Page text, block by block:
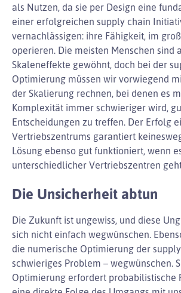
als Nutzen, da sie per Design eine
einer erfolgreichen supply chain
vernachlässigen: ihre Fähigkeit, im
operieren. Die meisten Menschen sind
Skaleneffekte gewöhnt, doch bei der
Optimierung müssen wir vorwiegend
der Skalierung rechnen, bei denen es
Komplexität immer schwieriger wird,
Entscheidungen zu treffen. Der Erfolg
Vertriebszentrums garantiert
Lösung ebenso gut funktioniert, wenn
unterschiedlicher Vertriebszentren
Die Unsicherheit abtun
Die Zukunft ist ungewiss, und diese
sich nicht einfach wegwünschen.
die numerische Optimierung der
schwieriges Problem – wegwünschen.
Optimierung erfordert probabilistische